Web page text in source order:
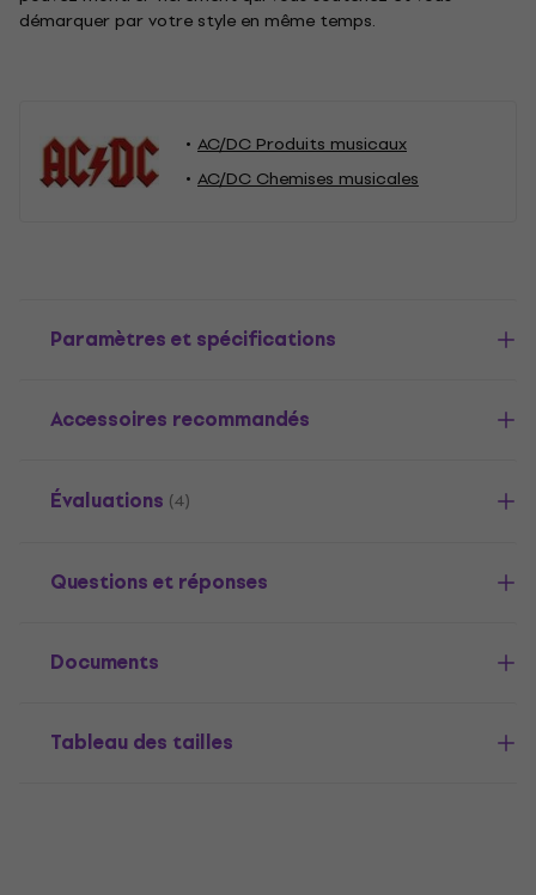
démarquer par votre style en même temps.
AC/DC Produits musicaux
AC/DC Chemises musicales
Paramètres et spécifications
Accessoires recommandés
Évaluations (4)
Questions et réponses
Documents
Tableau des tailles